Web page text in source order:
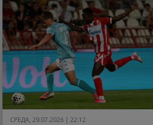
СРЕДА, 29.07.2026 | 22:12